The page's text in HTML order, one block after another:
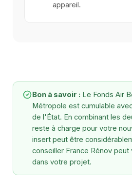
appareil.
Bon à savoir : Le Fonds Air
Métropole est cumulable
de l'État. En combinant les
reste à charge pour votre
insert peut être
conseiller France Rénov
dans votre projet.